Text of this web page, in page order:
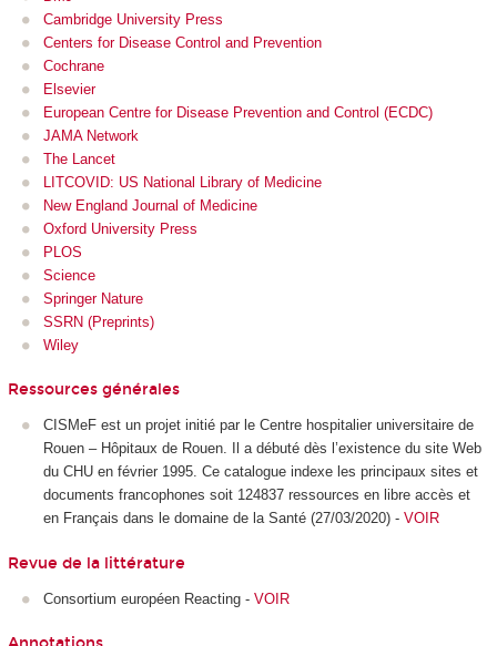
Cambridge University Press
Centers for Disease Control and Prevention
Cochrane
Elsevier
European Centre for Disease Prevention and Control (ECDC)
JAMA Network
The Lancet
LITCOVID: US National Library of Medicine
New England Journal of Medicine
Oxford University Press
PLOS
Science
Springer Nature
SSRN (Preprints)
Wiley
Ressources générales
CISMeF est un projet initié par le Centre hospitalier universitaire de
Rouen – Hôpitaux de Rouen. Il a débuté dès l’existence du site Web
du CHU en février 1995. Ce catalogue indexe les principaux sites et
documents francophones soit 124837 ressources en libre accès et
en Français dans le domaine de la Santé (27/03/2020) - VOIR
Revue de la littérature
Consortium européen Reacting - VOIR